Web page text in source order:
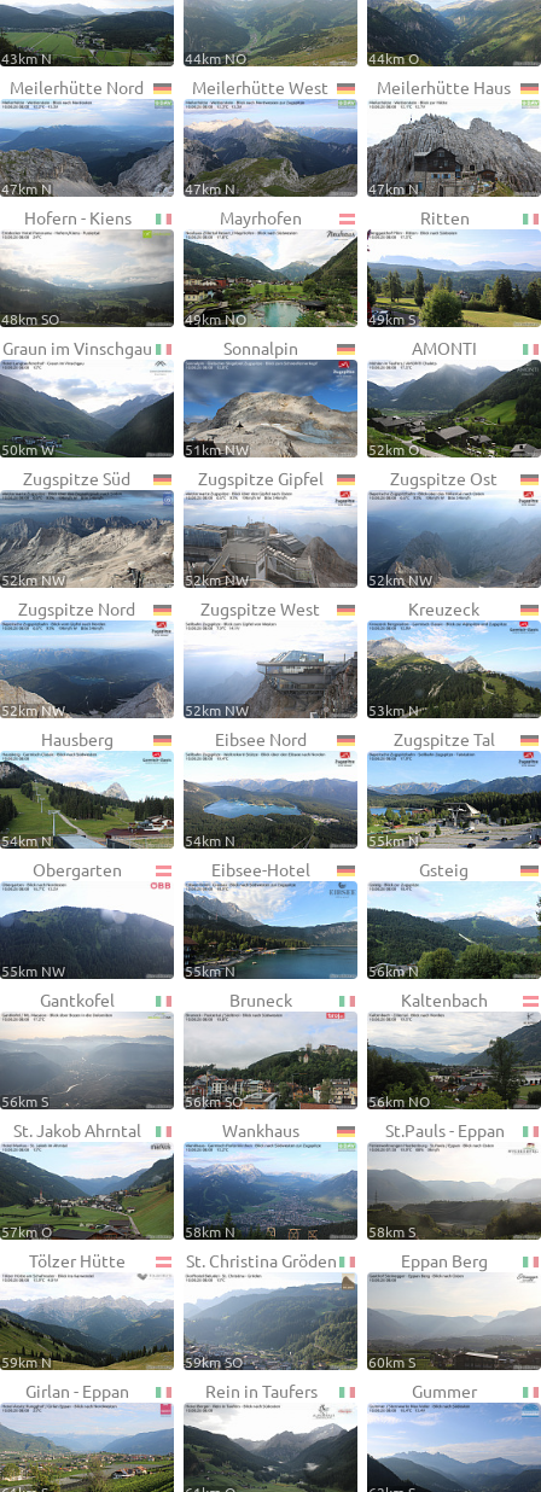
43km N 44km NO 44km O
Meilerhütte Nord
47km N
Meilerhütte West
47km N
Meilerhütte Haus
47km N
Hofern - Kiens
48km SO
Mayrhofen
49km NO
Ritten
49km S
Graun im Vinschgau
50km W
Sonnalpin
51km NW
AMONTI
52km O
Zugspitze Süd
52km NW
Zugspitze Gipfel
52km NW
Zugspitze Ost
52km NW
Zugspitze Nord
52km NW
Zugspitze West
52km NW
Kreuzeck
53km N
Hausberg
54km N
Eibsee Nord
54km N
Zugspitze Tal
55km N
Obergarten
55km NW
Eibsee-Hotel
55km N
Gsteig
56km N
Gantkofel
56km S
Bruneck
56km SO
Kaltenbach
56km NO
St. Jakob Ahrntal
57km O
Wankhaus
58km N
St.Pauls - Eppan
58km S
Tölzer Hütte
59km N
St. Christina Gröden
59km SO
Eppan Berg
60km S
Girlan - Eppan Rein in Taufers Gummer